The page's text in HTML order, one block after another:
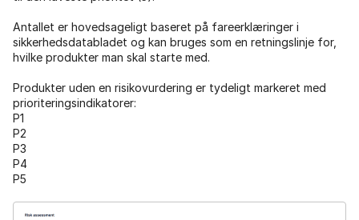
Antallet er hovedsageligt baseret på fareerklæringer i
sikkerhedsdatabladet og kan bruges som en retningslinje for,
hvilke produkter man skal starte med.
Produkter uden en risikovurdering er tydeligt markeret med
prioriteringsindikatorer:
P1
P2
P3
P4
P5